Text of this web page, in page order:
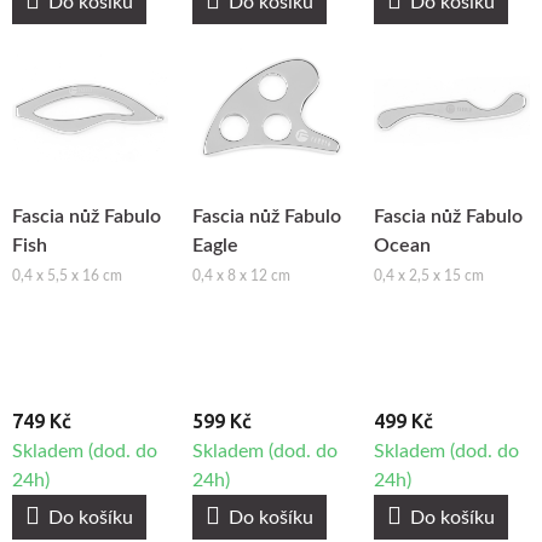
Fascia nůž Fabulo
Fish
0,4 x 5,5 x 16 cm
749 Kč
Skladem (dod. do
24h)
Do košíku
Fascia nůž Fabulo
Eagle
0,4 x 8 x 12 cm
599 Kč
Skladem (dod. do
24h)
Do košíku
Fascia nůž Fabulo
Ocean
0,4 x 2,5 x 15 cm
499 Kč
Skladem (dod. do
24h)
Do košíku